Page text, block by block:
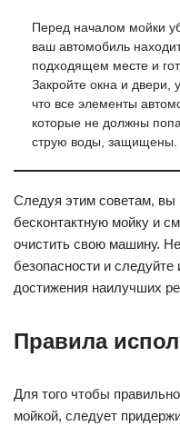
Перед началом мойки
ваш автомобиль
подходящем месте и
Закройте окна и двери,
что все элементы
которые не должны
струю воды, защищены.
Следуя этим советам, вы
бесконтактную мойку и
очистить свою машину.
безопасности и
достижения наилучших
Правила
Для того чтобы
мойкой, следует